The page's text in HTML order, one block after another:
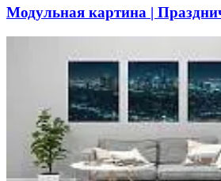
Модульная картина |